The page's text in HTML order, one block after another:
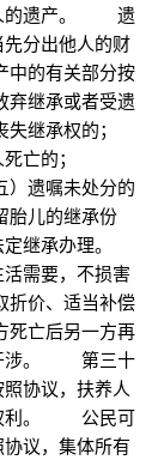
人的遗产。 遗
分出他人的财
的有关部分按
继承或者受遗
继承权的；
死亡的；
遗嘱未处分的
儿的继承份
继承办理。
需要，不损害
价、适当补偿
亡后另一方再
干涉。 第三十
协议，扶养人
权利。 公民可
议，集体所有